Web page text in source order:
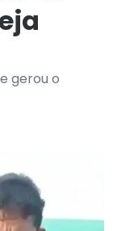
gerou o